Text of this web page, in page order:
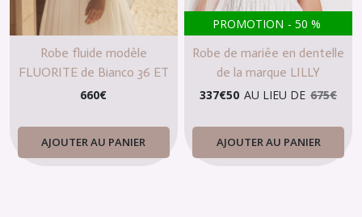
Robe fluide modèle
FLUORITE de Bianco 36 ET
40/42
660€
AJOUTER AU PANIER
PROMOTION - 50 %
Robe de mariée en dentelle
de la marque LILLY
337€50 AU LIEU DE 675€
AJOUTER AU PANIER